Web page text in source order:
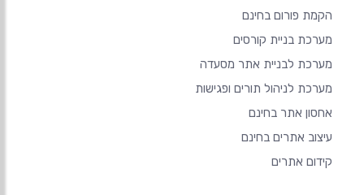
הקמת פורום בחינם
מערכת בניית קורסים
מערכת לבניית אתר מסעדה
מערכת לניהול תורים ופגישות
אחסון אתר בחינם
עיצוב אתרים בחינם
קידום אתרים